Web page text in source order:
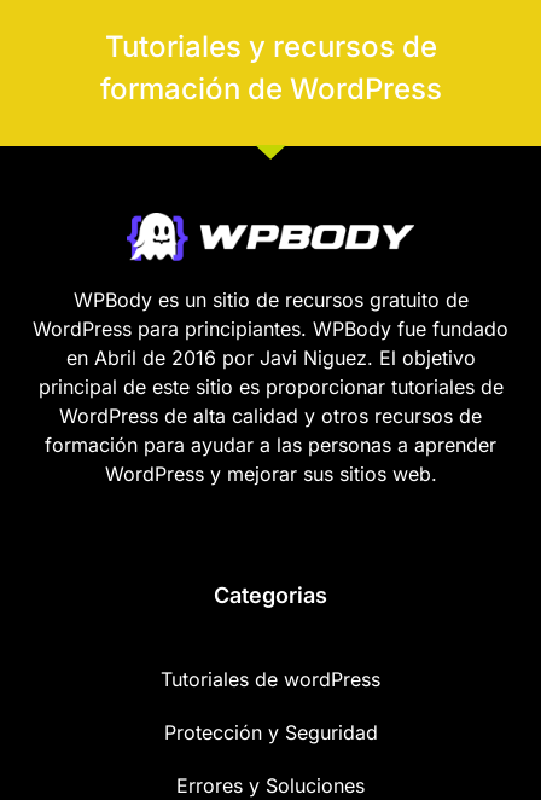
Tutoriales y recursos de
formación de WordPress
WPBody es un sitio de recursos gratuito de
WordPress para principiantes. WPBody fue fundado
en Abril de 2016 por Javi Niguez. El objetivo
principal de este sitio es proporcionar tutoriales de
WordPress de alta calidad y otros recursos de
formación para ayudar a las personas a aprender
WordPress y mejorar sus sitios web.
Categorias
Tutoriales de wordPress
Protección y Seguridad
Errores y Soluciones